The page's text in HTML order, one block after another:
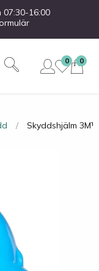
07:30-16:00
0
0
Skyddshjälm